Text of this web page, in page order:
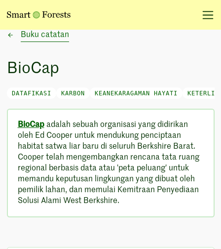
Buku catatan
BioCap
DATAFIKASI KARBON KEANEKARAGAMAN HAYATI
BioCapadalah sebuah organisasi yang didirikan
oleh Ed Cooper untuk mendukung penciptaan
habitat satwa liar baru di seluruh Berkshire Barat.
Cooper telah mengembangkan rencana tata ruang
regional berbasis data atau 'peta peluang' untuk
memandu keputusan lingkungan yang dibuat oleh
pemilik lahan, dan memulai Kemitraan Penyediaan
Solusi Alami West Berkshire.